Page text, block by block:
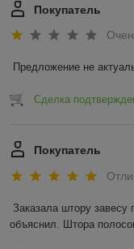
Покупатель
Предложение не
Сделка
Покупатель
Заказала штору
объяснил. Штора